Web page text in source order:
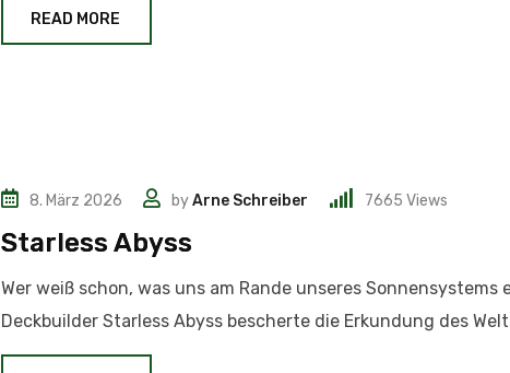
READ MORE
8. März 2026 byArne Schreiber 7665 Views
Starless Abyss
Wer weiß schon, was uns am Rande unseres Sonnensystems
Deckbuilder Starless Abyss bescherte die Erkundung des